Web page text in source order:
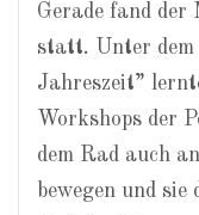
Gerade fand
statt. Unter dem
Jahreszeit”
Workshops der
dem Rad auch
bewegen und